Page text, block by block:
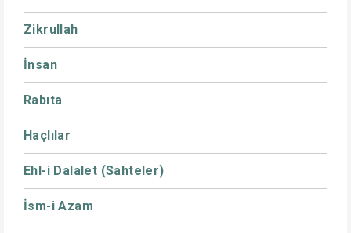
Zikrullah
İnsan
Rabıta
Haçlılar
Ehl-i Dalalet (Sahteler)
İsm-i Azam